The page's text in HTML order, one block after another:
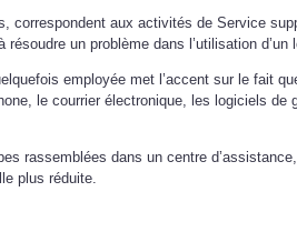
correspondent aux activités de Service
un problème dans l’utilisation d’un
employée met l’accent sur le fait
le courrier électronique, les logiciels de
rassemblées dans un centre
plus réduite.